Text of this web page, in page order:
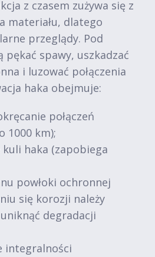
z czasem zużywa się z
materiału, dlatego
przeglądy. Pod
pękać spawy, uszkadzać
i luzować połączenia
haka obejmuje:
połączeń
1000 km);
haka (zapobiega
powłoki ochronnej
się korozji należy
degradacji
integralności